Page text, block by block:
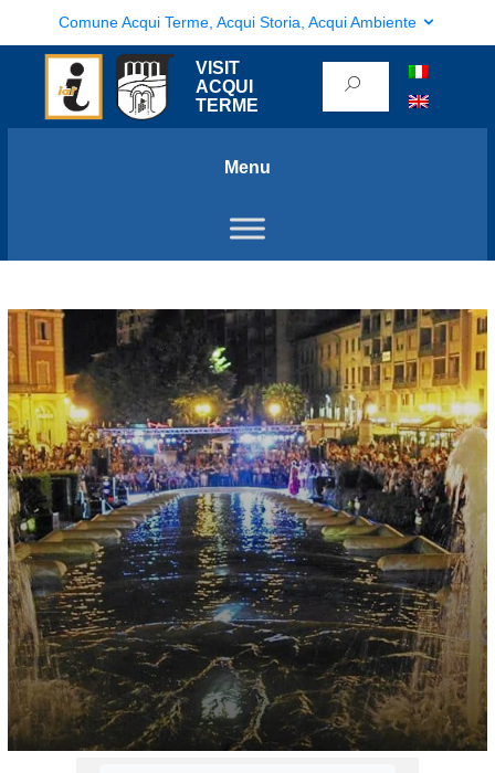
Comune Acqui Terme, Acqui Storia, Acqui Ambiente
VISIT
ACQUI
TERME
Menu